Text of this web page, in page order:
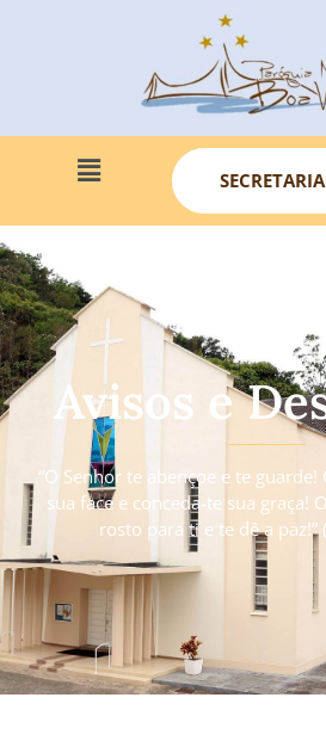
SECRETARIA
Avisos e
“O Senhor te abençoe e te
sua face e conceda-te sua graça!
rosto para ti e te dê a